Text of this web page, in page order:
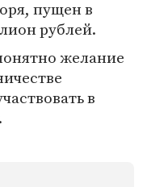
пущен в
рублей.
желание
в